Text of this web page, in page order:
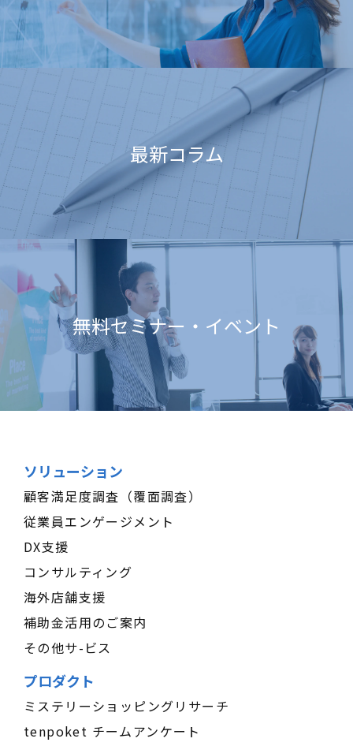
最新コラム
無料セミナー・イベント
ソリューション
顧客満足度調査（覆面調査）
従業員エンゲージメント
DX支援
コンサルティング
海外店舗支援
補助金活用のご案内
その他サ-ビス
プロダクト
ミステリーショッピングリサーチ
tenpoket チームアンケート